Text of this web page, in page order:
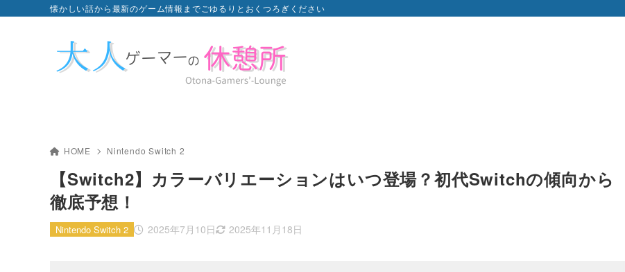
懐かしい話から最新のゲーム情報までごゆるりとおくつろぎください
HOME Nintendo Switch 2
【Switch2】カラーバリエーションはいつ登場？初代Switchの傾向から
徹底予想！
2025年7月10日 2025年11月18日
Nintendo Switch 2